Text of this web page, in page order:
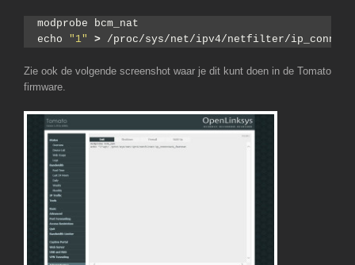
modprobe bcm_nat
echo
"1" > /proc/sys/net/ipv4/netfilter/
Zie ook de volgende screenshot waar je dit kunt doen in de Tomato
firmware.